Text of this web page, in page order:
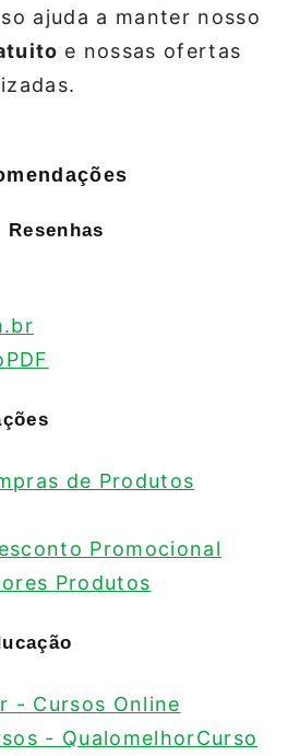
ajuda a manter nosso
e nossas ofertas
Resenhas
de Produtos
Promocional
Produtos
- Cursos Online
- QualomelhorCurso